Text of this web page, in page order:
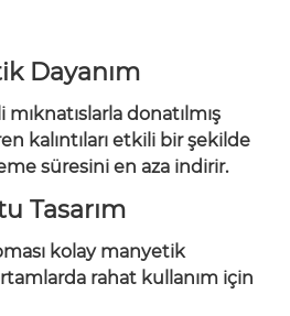
Dayanım
donatılmış
kalıntıları etkili bir şekilde
süresini en aza indirir.
Tasarım
kolay manyetik
rahat kullanım için